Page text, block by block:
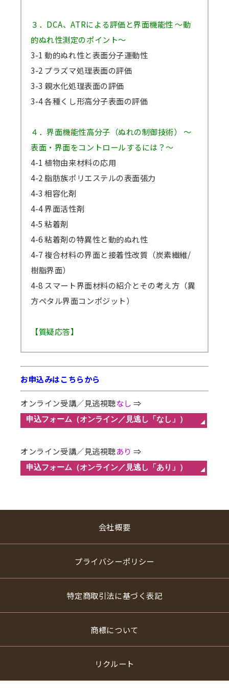
３．DCA、ATRによる評価と界面機能性 ～動
的ぬれ性測定のポイント～
3-1 動的ぬれ性と表面分子運動性
3-2 プラズマ処理表面の評価
3-3 親水化処理表面の評価
3-4 各種くし形高分子表面の評価
４．界面機能性高分子（ぬれの制御技術） ～
表面・界面をコントロールするには？～
4-1 植物由来材料の応用
4-2 脂肪族ポリエステルの表面張力
4-3 相容化剤
4-4 界面活性剤
4-5 粘着剤
4-6 粘着剤の特異性と動的ぬれ性
4-7 複合材料の界面と接着性改質（炭素繊維/
樹脂界面）
4-8 スマート界面材料の紹介とその考え方（異
方ペタル界面コンポジット）
【質疑応答】
お申込みはこちらから
オンライン受講／見逃視聴なし ⇒
オンライン受講／見逃視聴あり ⇒
会社概要
プライバシーポリシー
特定商取引法に基づく表記
商標について
リクルート